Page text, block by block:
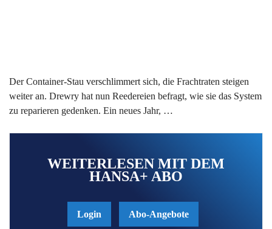
Der Container-Stau verschlimmert sich, die Frachtraten steigen
weiter an. Drewry hat nun Reedereien befragt, wie sie das System
zu reparieren gedenken. Ein neues Jahr, …
WEITERLESEN MIT DEM
HANSA+ ABO
Login Abo-Angebote